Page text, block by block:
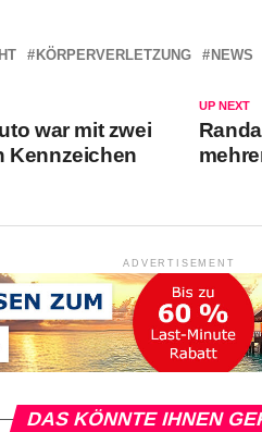
KÖRPERVERLETZUNG NEWS
UP NEXT
war mit zwei
Kennzeichen
ADVERTISEMENT
DAS KÖNNTE IHNEN